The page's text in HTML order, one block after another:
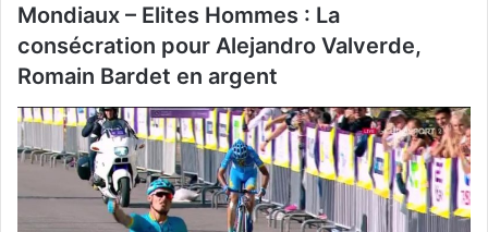
Mondiaux – Elites Hommes : La
consécration pour Alejandro Valverde,
Romain Bardet en argent